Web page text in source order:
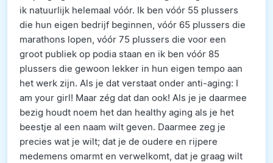
ik natuurlijk helemaal vóór. Ik ben vóór 55 plussers
die hun eigen bedrijf beginnen, vóór 65 plussers die
marathons lopen, vóór 75 plussers die voor een
groot publiek op podia staan en ik ben vóór 85
plussers die gewoon lekker in hun eigen tempo aan
het werk zijn. Als je dat verstaat onder anti-aging: I
am your girl! Maar zég dat dan ook! Als je je daarmee
bezig houdt noem het dan healthy aging als je het
beestje al een naam wilt geven. Daarmee zeg je
precies wat je wilt; dat je de oudere en rijpere
medemens omarmt en verwelkomt, dat je graag wilt